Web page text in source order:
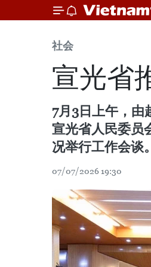
社会
宣光省
7月3日上午，由
宣光省人民委员
况举行工作会谈。
07/07/2026 19:30